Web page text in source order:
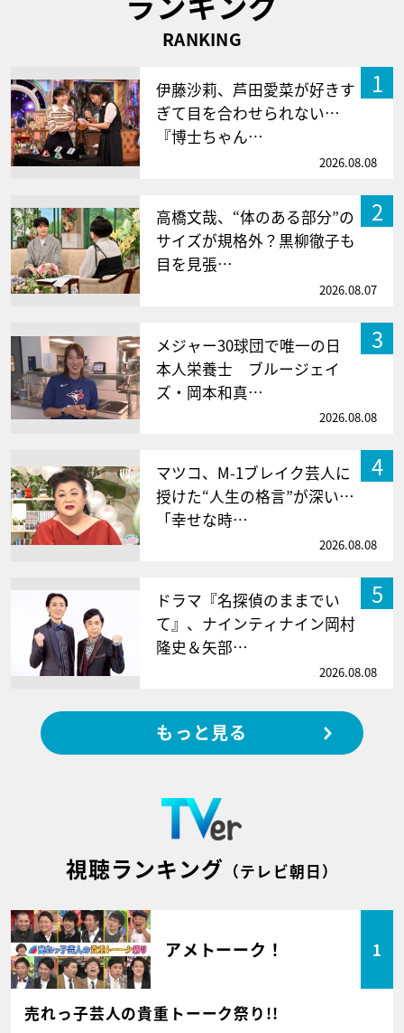
RANKING
1
伊藤沙莉、芦田愛菜が好きす
ぎて目を合わせられない…
『博士ちゃん…
2026.08.08
2
高橋文哉、“体のある部分”の
サイズが規格外？黒柳徹子も
目を見張…
2026.08.07
3
メジャー30球団で唯一の日
本人栄養士 ブルージェイ
ズ・岡本和真…
2026.08.08
4
マツコ、M-1ブレイク芸人に
授けた“人生の格言”が深い…
「幸せな時…
2026.08.08
5
ドラマ『名探偵のままでい
て』、ナインティナイン岡村
隆史＆矢部…
2026.08.08
もっと見る
視聴ランキング （テレビ朝日）
アメトーーク！ 1
売れっ子芸人の貴重トーーク祭り!!